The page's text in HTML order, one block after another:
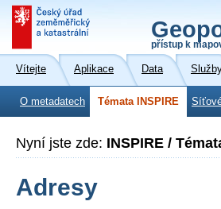
přístup k
Vítejte Aplikace Data
O metadatech Témata INSPIRE
Nyní jste zde: INSPIRE /
Adresy